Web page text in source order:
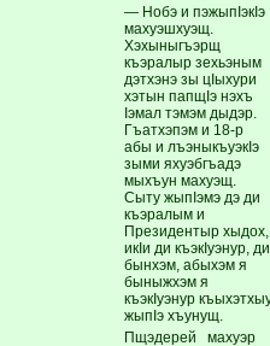
— Нобэ и пэжыпIэкIэ
махуэшхуэщ.
Хэхыныгъэрщ
къэралыр зехьэным
дэтхэнэ зы цIыхури
хэтын папщIэ нэхъ
Iэмал тэмэм дыдэр.
Гъатхэпэм и 18-р
абы и лъэныкъуэкIэ
зыми яхуэбгъадэ
мыхъун махуэщ.
Сыту жыпIэмэ дэ ди
къэралым и
Президентыр хыдох,
икIи ди къэкIуэнур, ди
бынхэм, абыхэм я
быныжхэм я
къэкIуэнур
жыпIэ хъунущ.
Пщэдерей махуэр